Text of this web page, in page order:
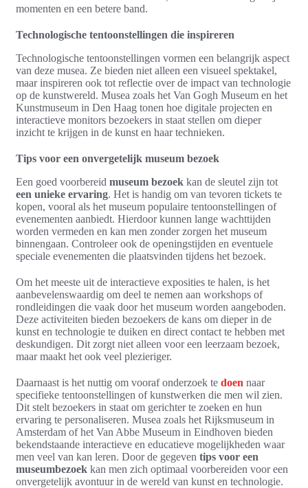
momenten en een betere band.
Technologische tentoonstellingen die inspireren
Technologische tentoonstellingen vormen een belangrijk aspect
van deze musea. Ze bieden niet alleen een visueel spektakel,
maar inspireren ook tot reflectie over de impact van technologie
op de kunstwereld. Musea zoals het Van Gogh Museum en het
Kunstmuseum in Den Haag tonen hoe digitale projecten en
interactieve monitors bezoekers in staat stellen om dieper
inzicht te krijgen in de kunst en haar technieken.
Tips voor een onvergetelijk museum bezoek
Een goed voorbereid museum bezoek kan de sleutel zijn tot
een unieke ervaring. Het is handig om van tevoren tickets te
kopen, vooral als het museum populaire tentoonstellingen of
evenementen aanbiedt. Hierdoor kunnen lange wachttijden
worden vermeden en kan men zonder zorgen het museum
binnengaan. Controleer ook de openingstijden en eventuele
speciale evenementen die plaatsvinden tijdens het bezoek.
Om het meeste uit de interactieve exposities te halen, is het
aanbevelenswaardig om deel te nemen aan workshops of
rondleidingen die vaak door het museum worden aangeboden.
Deze activiteiten bieden bezoekers de kans om dieper in de
kunst en technologie te duiken en direct contact te hebben met
deskundigen. Dit zorgt niet alleen voor een leerzaam bezoek,
maar maakt het ook veel plezieriger.
Daarnaast is het nuttig om vooraf onderzoek te doen naar
specifieke tentoonstellingen of kunstwerken die men wil zien.
Dit stelt bezoekers in staat om gerichter te zoeken en hun
ervaring te personaliseren. Musea zoals het Rijksmuseum in
Amsterdam of het Van Abbe Museum in Eindhoven bieden
bekendstaande interactieve en educatieve mogelijkheden waar
men veel van kan leren. Door de gegeven tips voor een
museumbezoek kan men zich optimaal voorbereiden voor een
onvergetelijk avontuur in de wereld van kunst en technologie.